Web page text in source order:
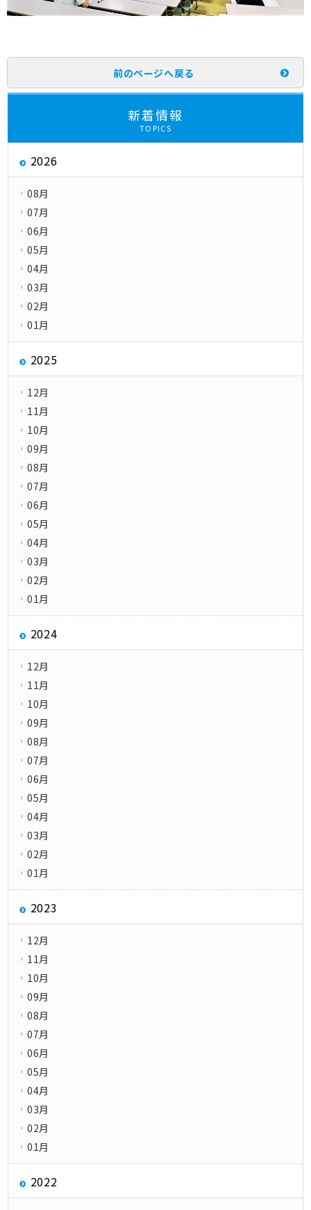
前のページへ戻る
新着情報
TOPICS
2026
08月
07月
06月
05月
04月
03月
02月
01月
2025
12月
11月
10月
09月
08月
07月
06月
05月
04月
03月
02月
01月
2024
12月
11月
10月
09月
08月
07月
06月
05月
04月
03月
02月
01月
2023
12月
11月
10月
09月
08月
07月
06月
05月
04月
03月
02月
01月
2022